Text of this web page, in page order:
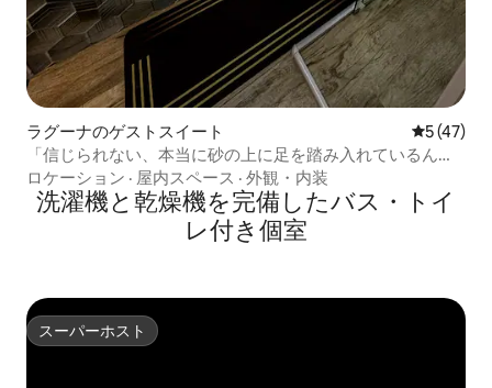
ラグーナのゲストスイート レビュー
5 (47)
「信じられない、本当に砂の上に足を踏み入れているん
だ」
ロケーション · 屋内スペース · 外観・内装
洗濯機と乾燥機を完備したバス・トイ
レ付き個室
スーパーホスト
スーパーホスト